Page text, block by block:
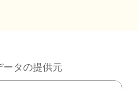
ータの提供元